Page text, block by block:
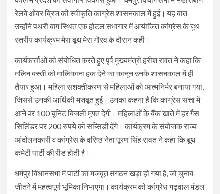
रेलवे ओवर ब्रिज की स्वीकृति कांग्रेस शासनकाल में हुई। यह बात
उन्होंने पथरी बाग स्थित एक होटल सभागार में आयोजित कांग्रेस के बूथ
स्तरीय कार्यक्रम मेरा बूथ मेरा गौरव के दौरान कही।
कार्यकर्त्ताओं को संबोधित करते हुए पूर्व मुख्यमंत्री हरीश रावत ने कहा कि
मलिन बस्ती को मालिकाना हक देने का कानून उनके शासनकाल में ही
तैयार हुआ। महिला सशक्तीकरण से महिलाओं को आत्मनिर्भर बनाया गया,
जिससे उनकी आर्थिकी मजबूत हुई। उनका कहना हैं कि कांग्रेस सत्ता में
आने पर 100 यूनिट बिजली मुफ्त देगी। महिलाओं के बैंक खाते में हर गैस
सिलिंडर पर 200 रुपये की सब्सिडी देंगे। कार्यक्रम के संयोजक राज्य
आंदोलनकारी व कांग्रेस के वरिष्ठ नेता पूरण सिंह रावत ने कहा कि बूथ
कमेटी पार्टी की रीड होती है।
धर्मपुर विधानसभा में पार्टी का मजबूत संगठन खड़ा हो गया है, जो चुनाव
जीतने में महत्वपूर्ण भूमिका निभाएगा। कार्यक्रम को कांग्रेस गढ़वाल मंडल